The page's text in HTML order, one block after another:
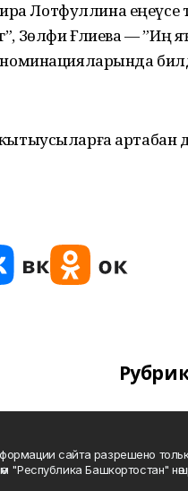
Лотфуллина еңеүсе
Зөлфиә Ғәлиева — ”Иң
номинацияларында
артабан
сайта разрешено
"Республика Башкортостан"